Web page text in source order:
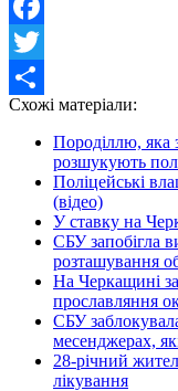
Facebook
Twitter
Share
Схожі матеріали:
Породіллю, яка
розшукують
Поліцейські
(відео)
У ставку на
СБУ запобігла
розташування
На Черкащині
прославляння
СБУ
месенджерах,
28-річний
лікування